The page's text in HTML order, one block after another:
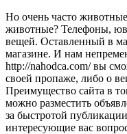
Но очень часто
животные? Телефоны,
вещей. Оставленный в
магазине. И нам
http://nahodca.com/ вы
своей пропаже, либо о
Преимущество сайта в
можно разместить
за быстротой
интересующие вас